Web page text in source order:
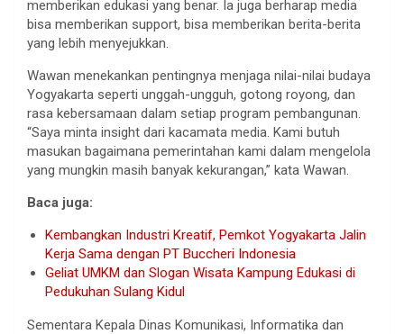
memberikan edukasi yang benar. Ia juga berharap media
bisa memberikan support, bisa memberikan berita-berita
yang lebih menyejukkan.
Wawan menekankan pentingnya menjaga nilai-nilai budaya
Yogyakarta seperti unggah-ungguh, gotong royong, dan
rasa kebersamaan dalam setiap program pembangunan.
“Saya minta insight dari kacamata media. Kami butuh
masukan bagaimana pemerintahan kami dalam mengelola
yang mungkin masih banyak kekurangan,” kata Wawan.
Baca juga:
Kembangkan Industri Kreatif, Pemkot Yogyakarta Jalin
Kerja Sama dengan PT Buccheri Indonesia
Geliat UMKM dan Slogan Wisata Kampung Edukasi di
Pedukuhan Sulang Kidul
Sementara Kepala Dinas Komunikasi, Informatika dan